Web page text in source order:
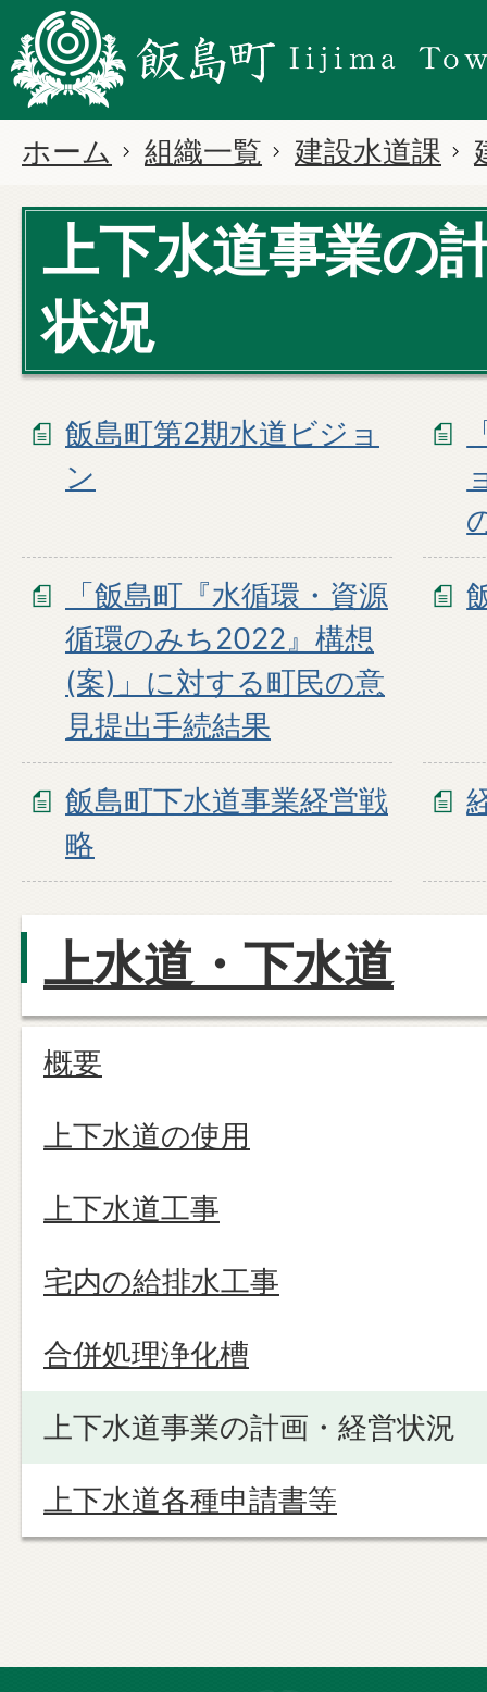
ホーム 組織一覧 建設水道課
上下水道事業の
状況
飯島町第2期水道ビジョ
ン
「飯島町『水循環・資源
循環のみち2022』構想
(案)」に対する町民の意
見提出手続結果
飯島町下水道事業経営戦
略
上水道・下水道
概要
上下水道の使用
上下水道工事
宅内の給排水工事
合併処理浄化槽
上下水道事業の計画・経営状況
上下水道各種申請書等